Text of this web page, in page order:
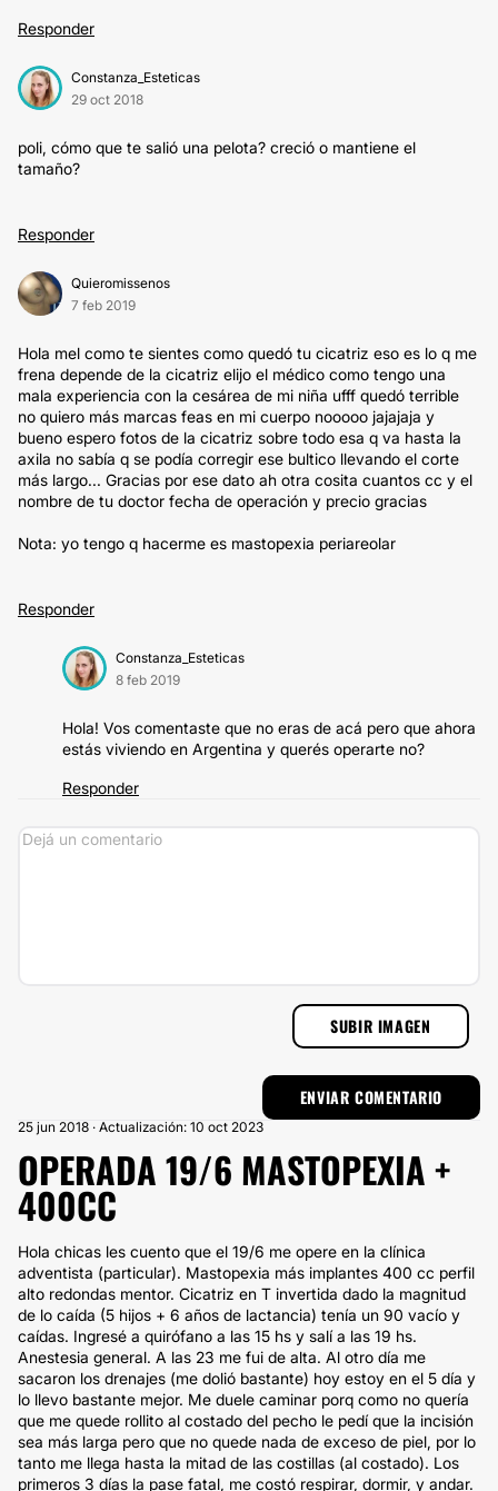
Responder
Constanza_Esteticas
29 oct 2018
poli, cómo que te salió una pelota? creció o mantiene el
tamaño?
Responder
Quieromissenos
7 feb 2019
Hola mel como te sientes como quedó tu cicatriz eso es lo q me
frena depende de la cicatriz elijo el médico como tengo una
mala experiencia con la cesárea de mi niña ufff quedó terrible
no quiero más marcas feas en mi cuerpo nooooo jajajaja y
bueno espero fotos de la cicatriz sobre todo esa q va hasta la
axila no sabía q se podía corregir ese bultico llevando el corte
más largo... Gracias por ese dato ah otra cosita cuantos cc y el
nombre de tu doctor fecha de operación y precio gracias
Nota: yo tengo q hacerme es mastopexia periareolar
Responder
Constanza_Esteticas
8 feb 2019
Hola! Vos comentaste que no eras de acá pero que ahora
estás viviendo en Argentina y querés operarte no?
Responder
SUBIR IMAGEN
25 jun 2018 · Actualización: 10 oct 2023
OPERADA 19/6 MASTOPEXIA +
400CC
Hola chicas les cuento que el 19/6 me opere en la clínica
adventista (particular). Mastopexia más implantes 400 cc perfil
alto redondas mentor. Cicatriz en T invertida dado la magnitud
de lo caída (5 hijos + 6 años de lactancia) tenía un 90 vacío y
caídas. Ingresé a quirófano a las 15 hs y salí a las 19 hs.
Anestesia general. A las 23 me fui de alta. Al otro día me
sacaron los drenajes (me dolió bastante) hoy estoy en el 5 día y
lo llevo bastante mejor. Me duele caminar porq como no quería
que me quede rollito al costado del pecho le pedí que la incisión
sea más larga pero que no quede nada de exceso de piel, por lo
tanto me llega hasta la mitad de las costillas (al costado). Los
primeros 3 días la pase fatal, me costó respirar, dormir, y andar.